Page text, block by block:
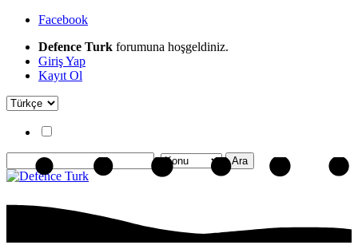
Facebook
Defence Turk forumuna hoşgeldiniz.
Giriş Yap
Kayıt Ol